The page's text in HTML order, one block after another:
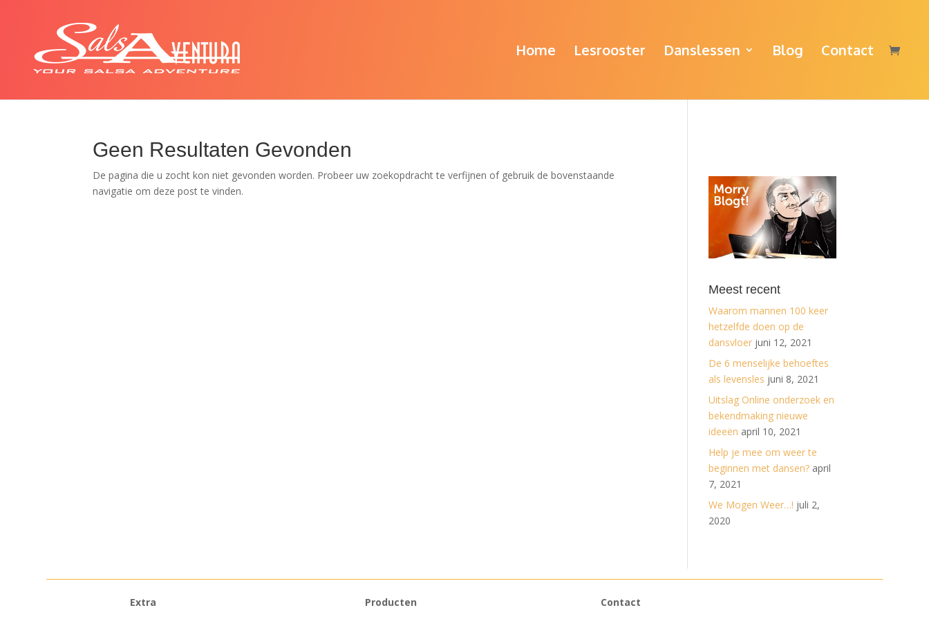
Home Lesrooster Danslessen Blog Contact
Geen Resultaten Gevonden
De pagina die u zocht kon niet gevonden worden. Probeer uw zoekopdracht te verfijnen of gebruik de bovenstaande
navigatie om deze post te vinden.
Meest recent
Waarom mannen 100 keer
hetzelfde doen op de
dansvloer juni 12, 2021
De 6 menselijke behoeftes
als levensles juni 8, 2021
Uitslag Online onderzoek en
bekendmaking nieuwe
ideeën april 10, 2021
Help je mee om weer te
beginnen met dansen? april
7, 2021
We Mogen Weer…! juli 2,
2020
Extra
Producten
Contact